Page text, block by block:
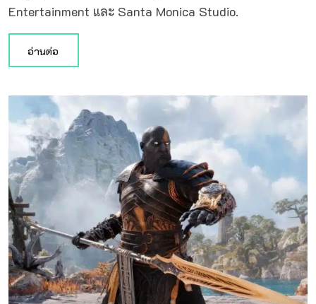
Entertainment และ Santa Monica Studio.
อ่านต่อ